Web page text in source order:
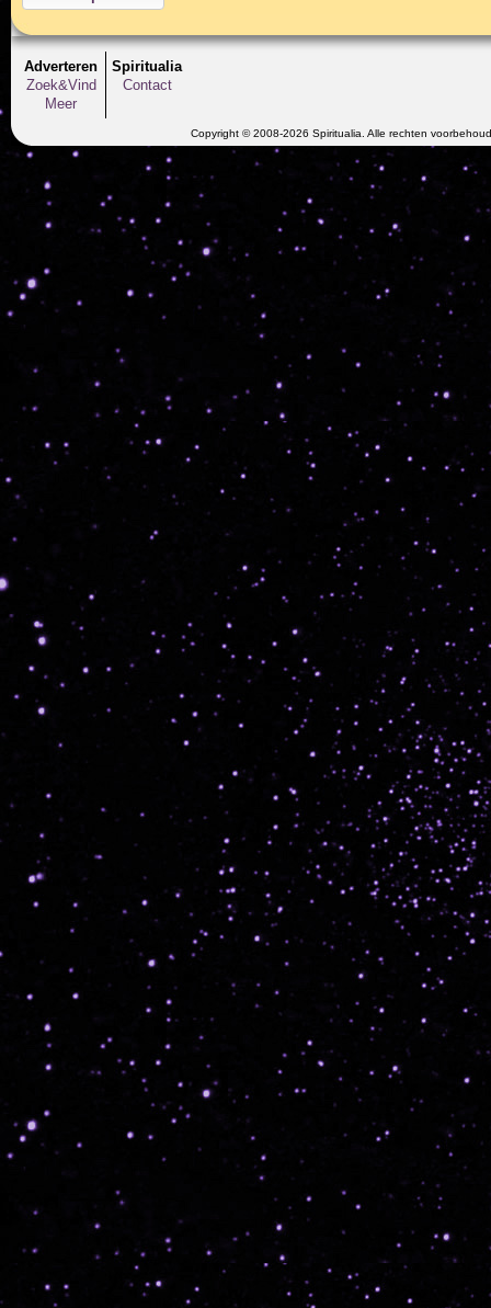
Adverteren
Zoek&Vind
Meer
Spiritualia
Contact
Copyright © 2008-2026 Spiritualia. Alle rechten